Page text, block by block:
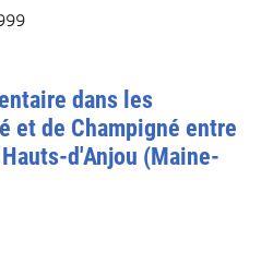
dans les
et de Champigné entre
d'Anjou (Maine-